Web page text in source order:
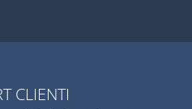
CLIENTI